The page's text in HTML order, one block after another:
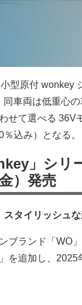
型原付 wonkey
車両は低重心
せて選べる 36V
込み）となる。
」シリ
）発売
タイリッシュ
ブランド「WO
を追加し、